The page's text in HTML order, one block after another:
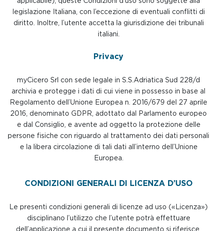
legislazione Italiana, con l’eccezione di eventuali conflitti di
diritto. Inoltre, l’utente accetta la giurisdizione dei tribunali
italiani.
Privacy
myCicero Srl con sede legale in S.S.Adriatica Sud 228/d
archivia e protegge i dati di cui viene in possesso in base al
Regolamento dell’Unione Europea n. 2016/679 del 27 aprile
2016, denominato GDPR, adottato dal Parlamento europeo
e dal Consiglio, e avente ad oggetto la protezione delle
persone fisiche con riguardo al trattamento dei dati personali
e la libera circolazione di tali dati all’interno dell’Unione
Europea.
CONDIZIONI GENERALI DI LICENZA D’USO
Le presenti condizioni generali di licenze ad uso («Licenza»)
disciplinano l’utilizzo che l’utente potrà effettuare
dell’applicazione a cui il presente documento si riferisce.